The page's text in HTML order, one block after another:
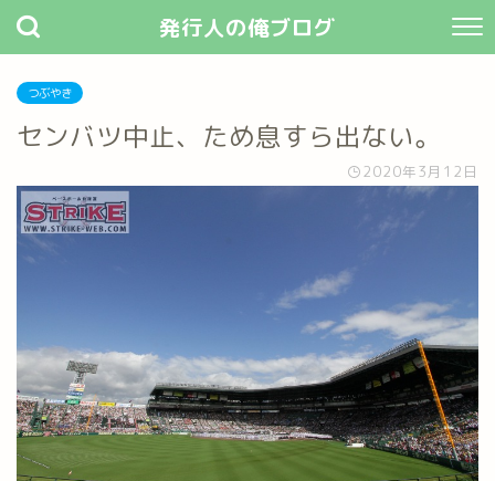
発行人の俺ブログ
つぶやき
センバツ中止、ため息すら出ない。
2020年3月12日